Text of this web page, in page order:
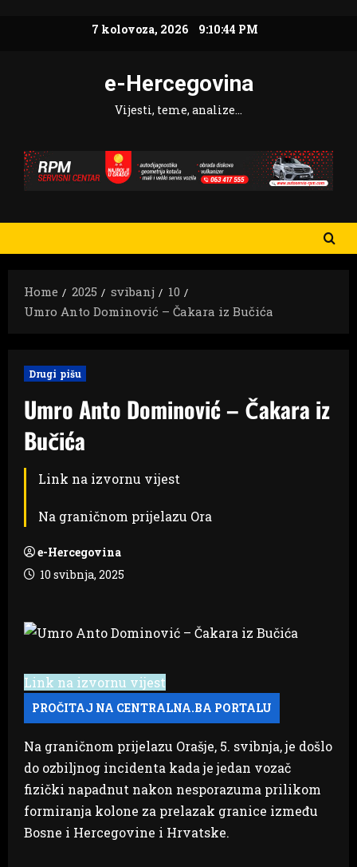
7 kolovoza, 2026 9:10:45 PM
e-Hercegovina
Vijesti, teme, analize…
Home 2025 svibanj
10
Umro Anto Dominović – Čakara iz Bučića
Drugi pišu
Umro Anto Dominović – Čakara iz
Bučića
Link na izvornu vijest
Na graničnom prijelazu Ora
e-Hercegovina
10 svibnja, 2025
Link na izvornu vijest
Na graničnom prijelazu Orašje, 5. svibnja, je došlo
do ozbiljnog incidenta kada je jedan vozač
fizički napadnut nakon nesporazuma prilikom
formiranja kolone za prelazak granice između
Bosne i Hercegovine i Hrvatske.